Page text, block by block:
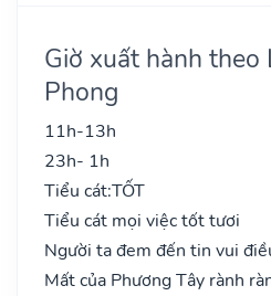
Giờ xuất hành theo
Phong
11h-13h
23h- 1h
Tiểu cát:TỐT
Tiểu cát mọi việc tốt tươi
Người ta đem đến tin vui
Mất của Phương Tây rành